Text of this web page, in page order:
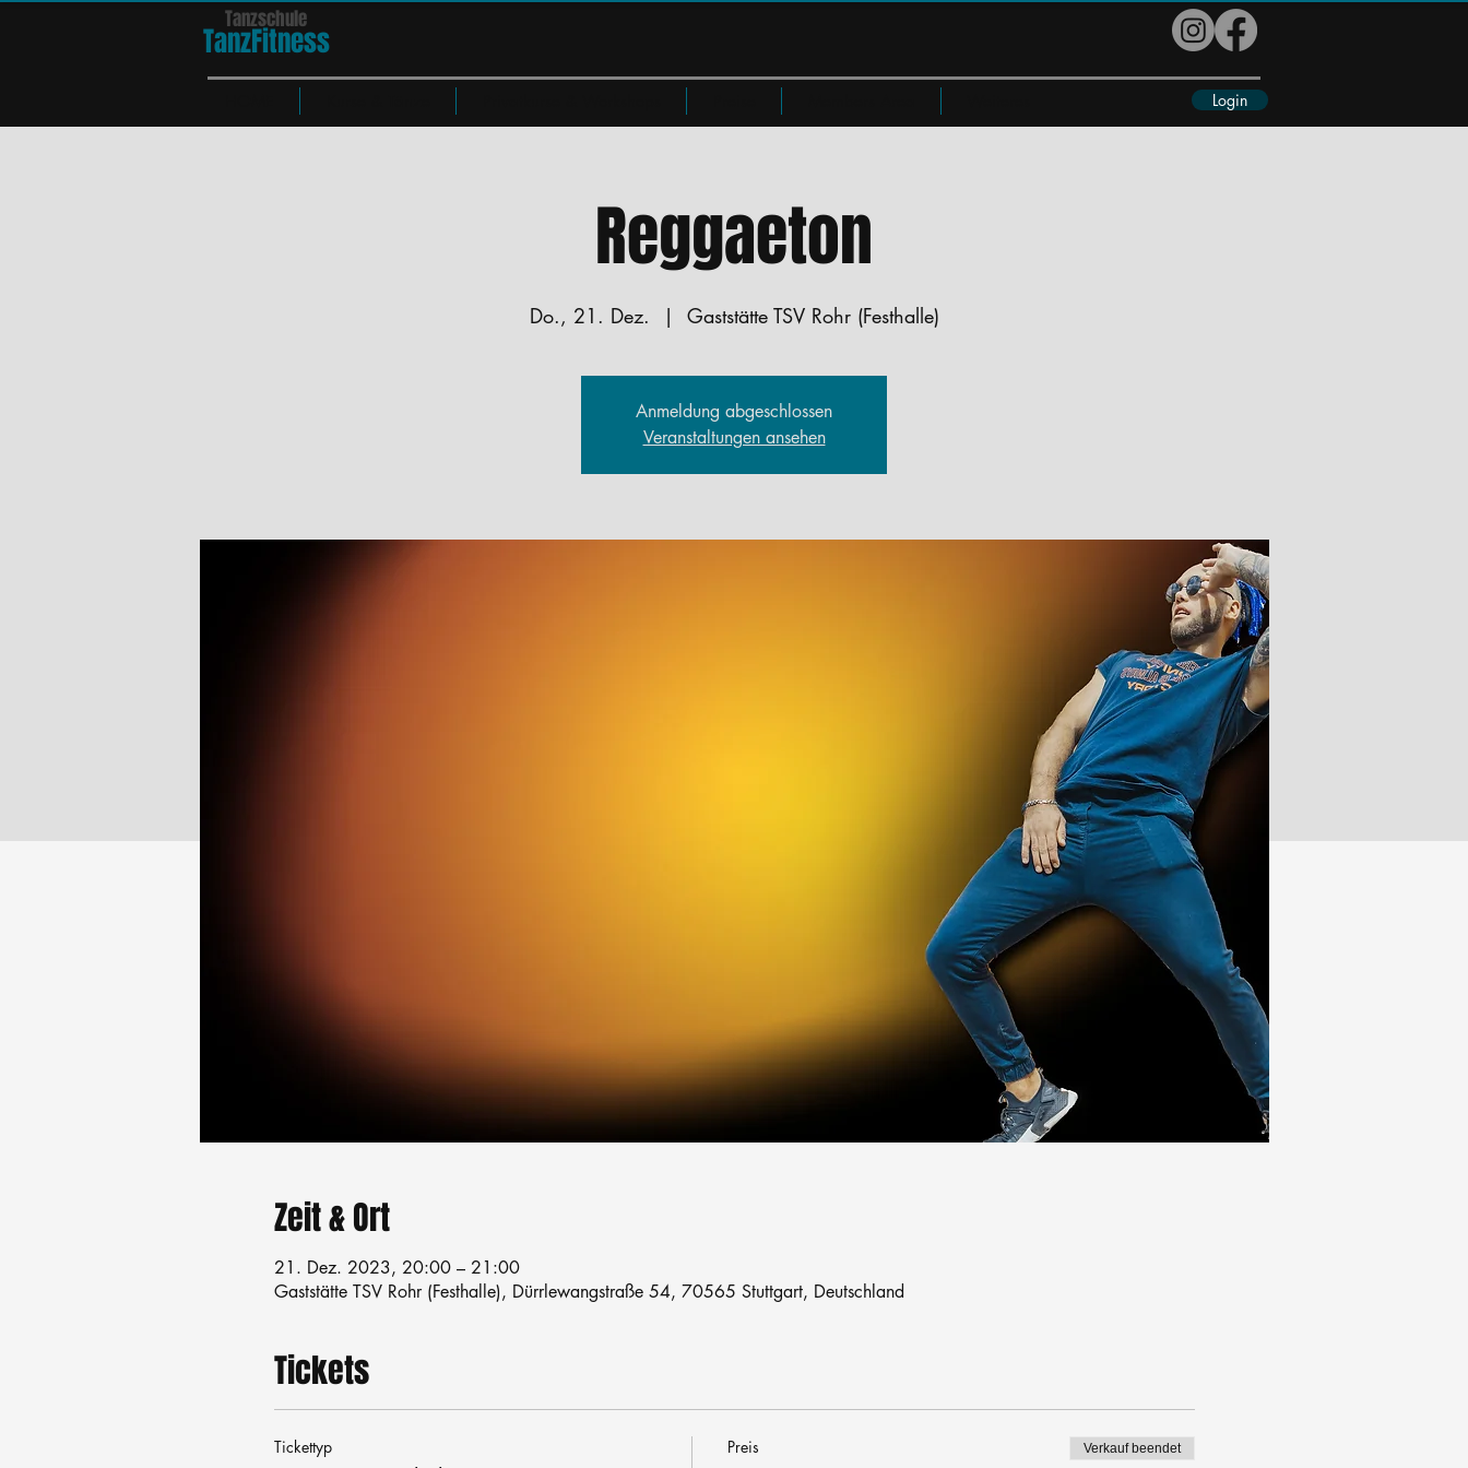
Tanzschule
TanzFitness
Login
Reggaeton
Do., 21. Dez.
  |
Gaststätte TSV Rohr (Festhalle)
Anmeldung abgeschlossen
Veranstaltungen ansehen
Zeit & Ort
21. Dez. 2023, 20:00 – 21:00
Gaststätte TSV Rohr (Festhalle), Dürrlewangstraße 54, 70565 Stuttgart, Deutschland
Tickets
Tickettyp Preis Verkauf beendet